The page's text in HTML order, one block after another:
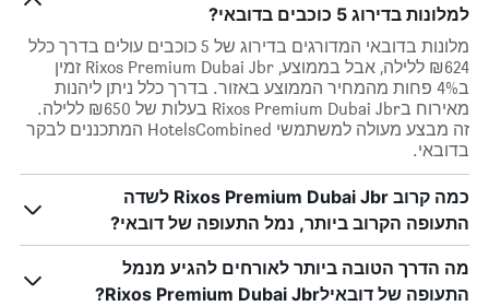
למלונות בדירוג 5 כוכבים בדובאי?
מלונות בדובאי המדורגים בדירוג של 5 כוכבים עולים בדרך כלל
₪624 ללילה, אבל בממוצע, Rixos Premium Dubai Jbr זמין
ב4% פחות מהמחיר הממוצע באזור. בדרך כלל ניתן ליהנות
מאירוח בRixos Premium Dubai Jbr בעלות של ₪650 ללילה.
זה מבצע מעולה למשתמשי HotelsCombined המתכננים לבקר
בדובאי.
כמה קרוב Rixos Premium Dubai Jbr לשדה
התעופה הקרוב ביותר, נמל התעופה של דובאי?
מה הדרך הטובה ביותר לאורחים להגיע מנמל
התעופה של דובאילRixos Premium Dubai Jbr?